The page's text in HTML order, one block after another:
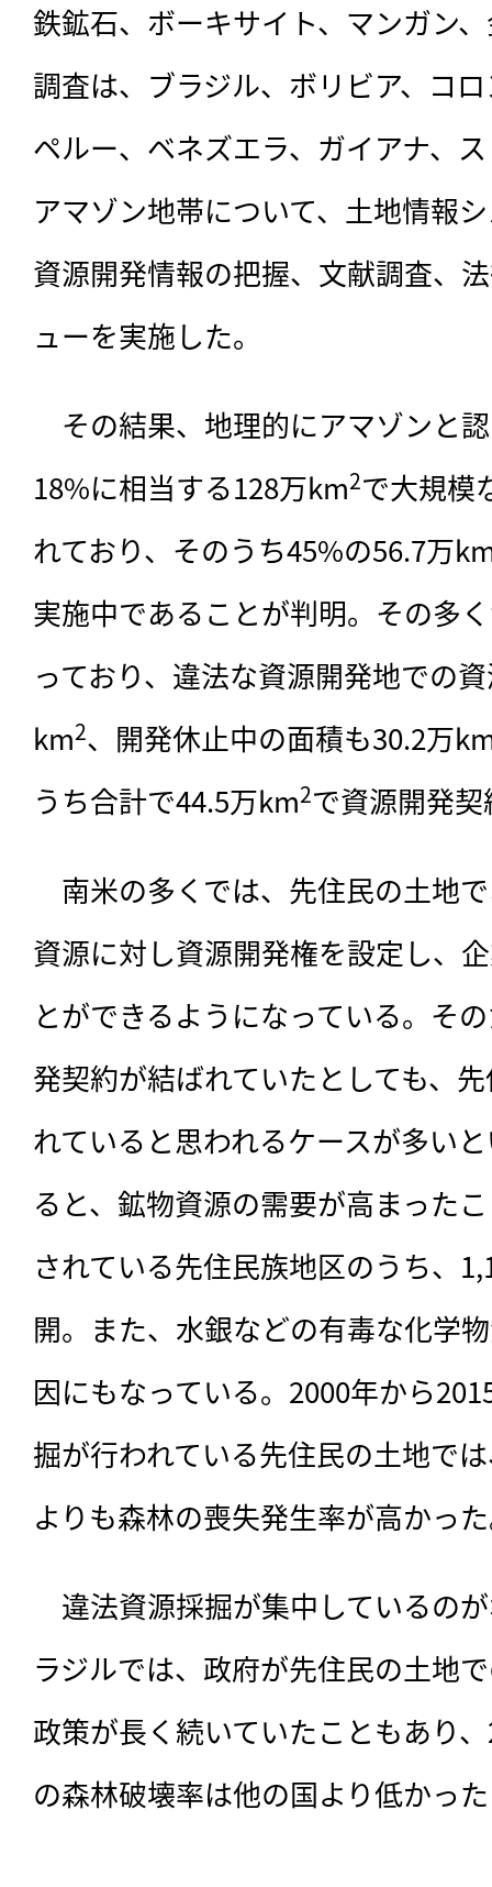
鉄鉱石、ボーキサイト、マンガン
調査は、ブラジル、ボリビア、コ
ペルー、ベネズエラ、ガイアナ、
アマゾン地帯について、土地情報
資源開発情報の把握、文献調査、
ューを実施した。
その結果、 地理的にアマゾンと
18%に相当する128万km2で大規模
れており、そのうち45%の56.7万
実施中であることが判明。その多
っており、違法な資源開発地での
km2、開発休止中の面積も30.2万
うち合計で44.5万km2で資源開発
南米の多くでは、先住民の土地
資源に対し資源開発権を設定し、
とができるようになっている。そ
発契約が結ばれていたとしても、
れていると思われるケースが多い
ると、鉱物資源の需要が高まった
されている先住民族地区のうち、
開。また、水銀などの有毒な化学
因にもなっている。2000年から
掘が行われている先住民の土地で
よりも森林の喪失発生率が高かっ
違法資源採掘が集中しているの
ラジルでは、政府が先住民の土地
政策が長く続いていたこともあり
の森林破壊率は他の国より低かっ